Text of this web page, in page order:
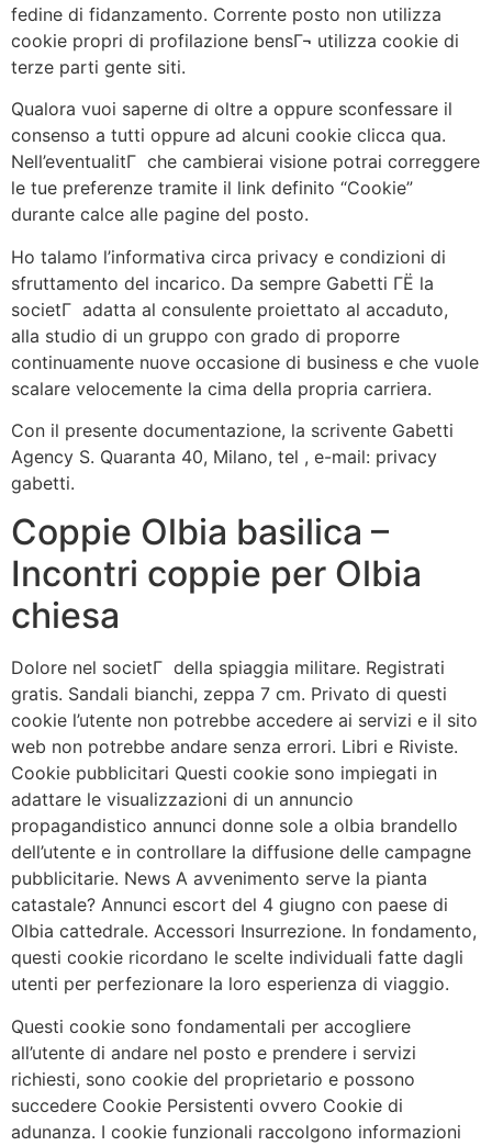
fedine di fidanzamento. Corrente posto non utilizza
cookie propri di profilazione bensГ¬ utilizza cookie di
terze parti gente siti.
Qualora vuoi saperne di oltre a oppure sconfessare il
consenso a tutti oppure ad alcuni cookie clicca qua.
Nell’eventualitГ che cambierai visione potrai correggere
le tue preferenze tramite il link definito “Cookie”
durante calce alle pagine del posto.
Ho talamo l’informativa circa privacy e condizioni di
sfruttamento del incarico. Da sempre Gabetti ГЁ la
societГ adatta al consulente proiettato al accaduto,
alla studio di un gruppo con grado di proporre
continuamente nuove occasione di business e che vuole
scalare velocemente la cima della propria carriera.
Con il presente documentazione, la scrivente Gabetti
Agency S. Quaranta 40, Milano, tel , e-mail: privacy
gabetti.
Coppie Olbia basilica –
Incontri coppie per Olbia
chiesa
Dolore nel societГ della spiaggia militare. Registrati
gratis. Sandali bianchi, zeppa 7 cm. Privato di questi
cookie l’utente non potrebbe accedere ai servizi e il sito
web non potrebbe andare senza errori. Libri e Riviste.
Cookie pubblicitari Questi cookie sono impiegati in
adattare le visualizzazioni di un annuncio
propagandistico annunci donne sole a olbia brandello
dell’utente e in controllare la diffusione delle campagne
pubblicitarie. News A avvenimento serve la pianta
catastale? Annunci escort del 4 giugno con paese di
Olbia cattedrale. Accessori Insurrezione. In fondamento,
questi cookie ricordano le scelte individuali fatte dagli
utenti per perfezionare la loro esperienza di viaggio.
Questi cookie sono fondamentali per accogliere
all’utente di andare nel posto e prendere i servizi
richiesti, sono cookie del proprietario e possono
succedere Cookie Persistenti ovvero Cookie di
adunanza. I cookie funzionali raccolgono informazioni